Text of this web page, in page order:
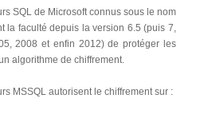
SQL de Microsoft connus sous le nom
la faculté depuis la version 6.5 (puis 7,
2008 et enfin 2012) de protéger les
algorithme de chiffrement.
MSSQL autorisent le chiffrement sur :